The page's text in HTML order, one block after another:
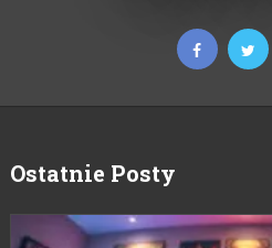
Ostatnie Posty